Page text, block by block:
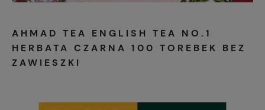
AHMAD TEA ENGLISH TEA NO.1
HERBATA CZARNA 100 TOREBEK BEZ
ZAWIESZKI